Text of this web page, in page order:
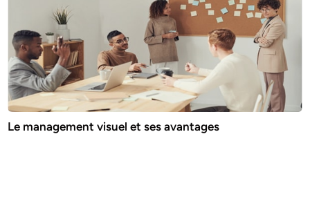
Le management visuel et ses avantages